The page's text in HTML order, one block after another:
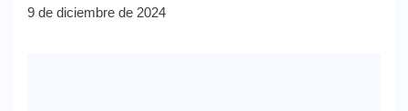
9 de diciembre de 2024